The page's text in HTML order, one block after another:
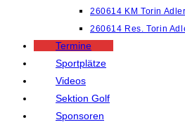
260614 KM Torin
260614 Res. Torin
Termine
Sportplätze
Videos
Sektion Golf
Sponsoren